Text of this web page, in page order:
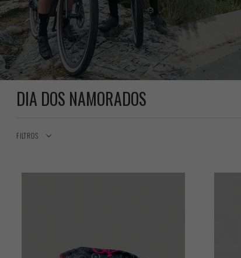
DIA DOS NAMORADOS
FILTROS